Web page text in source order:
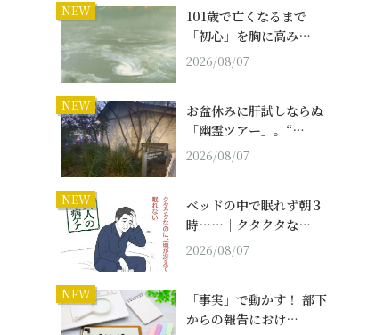
NEW
101歳で亡くなるまで
「初心」を胸に高み…
2026/08/07
NEW
お盆休みに肝試しならぬ
「幽霊ツアー」。“…
2026/08/07
NEW
ベッドの中で眠れず朝３
時……｜クタクタな…
2026/08/07
NEW
「事実」で動かす！ 部下
からの報告におけ…